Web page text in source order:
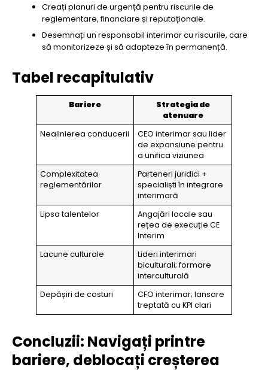
Creați planuri de urgență pentru riscurile de
reglementare, financiare și reputaționale.
Desemnați un responsabil interimar cu riscurile, care
să monitorizeze și să adapteze în permanență.
Tabel recapitulativ
Bariere
Strategia de
atenuare
Nealinierea conducerii
CEO interimar sau lider
de expansiune pentru
a unifica viziunea
Complexitatea
reglementărilor
Parteneri juridici +
specialiști în integrare
interimară
Lipsa talentelor
Angajări locale sau
rețea de execuție CE
Interim
Lacune culturale
Lideri interimari
biculturali; formare
interculturală
Depășiri de costuri
CFO interimar; lansare
treptată cu KPI clari
Concluzii: Navigați printre
bariere, deblocați creșterea